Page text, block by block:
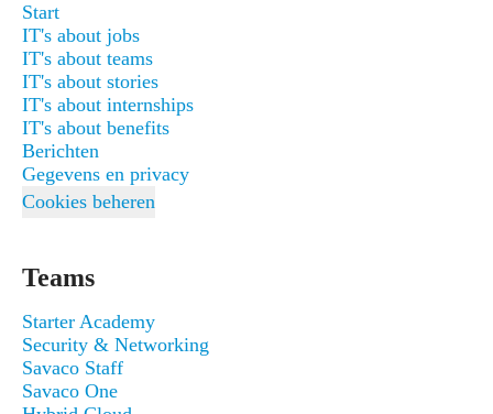
Start
IT's about jobs
IT's about teams
IT's about stories
IT's about internships
IT's about benefits
Berichten
Gegevens en privacy
Cookies beheren
Teams
Starter Academy
Security & Networking
Savaco Staff
Savaco One